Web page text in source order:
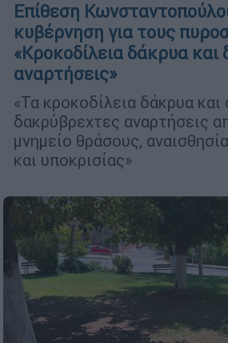
Επίθεση
κυβέρνηση για τους
«Κροκοδίλεια δάκρυα
αναρτήσεις»
«Τα κροκοδίλεια δάκρυα και
δακρύβρεχτες αναρτήσεις
μνημείο θράσους,
και υποκρισίας»